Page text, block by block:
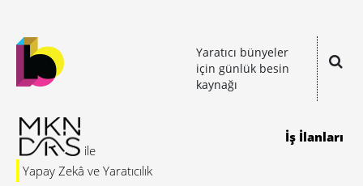
Yaratıcı bünyeler
için günlük besin
kaynağı
Yapay Zekâ ve Yaratıcılık
İş İlanları